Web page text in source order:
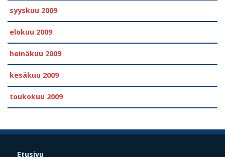
syyskuu 2009
elokuu 2009
heinäkuu 2009
kesäkuu 2009
toukokuu 2009
Etusivu